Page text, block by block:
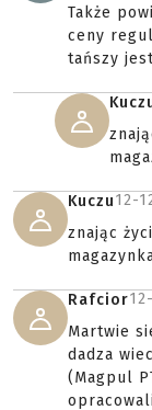
Także
ceny
tańszy
Kuczu12-
znając
Rafcior
Martwie
dadza
(Magpul